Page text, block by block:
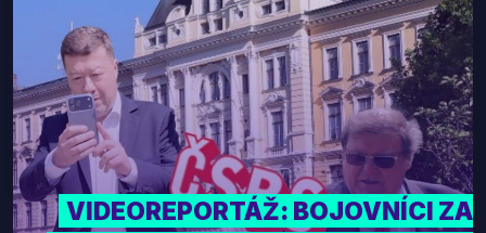
VIDEOREPORTÁŽ: BOJOVNÍCI ZA